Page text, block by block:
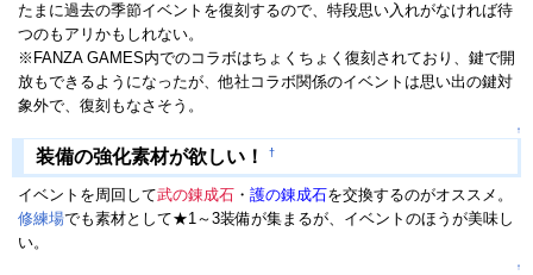
たまに過去の季節イベントを復刻するので、特段思い入れがなければ待
つのもアリかもしれない。
※FANZA GAMES内でのコラボはちょくちょく復刻されており、鍵で開
放もできるようになったが、他社コラボ関係のイベントは思い出の鍵対
象外で、復刻もなさそう。
↑
装備の強化素材が欲しい！ †
イベントを周回して武の錬成石 ・ 護の錬成石を交換するのがオススメ。
修練場でも素材として★1～3装備が集まるが、イベントのほうが美味し
い。
↑